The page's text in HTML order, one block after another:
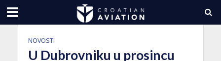
NOVOSTI
U Dubrovniku u prosincu